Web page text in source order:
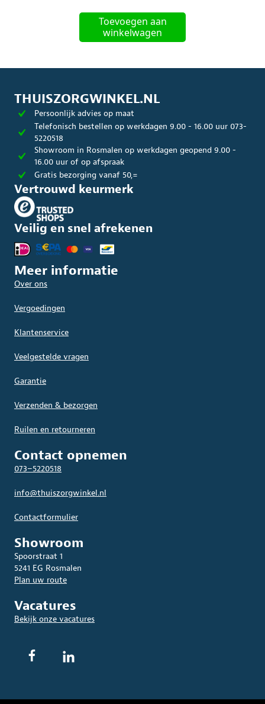
uit 5
Toevoegen aan
winkelwagen
THUISZORGWINKEL.NL
Persoonlijk advies op maat
Telefonisch bestellen op werkdagen 9.00 - 16.00 uur 073-
5220518
Showroom in Rosmalen op werkdagen geopend 9.00 -
16.00 uur of op afspraak
Gratis bezorging vanaf 50,=
Vertrouwd keurmerk
Veilig en snel afrekenen
Meer informatie
Over ons
Vergoedingen
Klantenservice
Veelgestelde vragen
Garantie
Verzenden & bezorgen
Ruilen en retourneren
Contact opnemen
073–5220518
info@thuiszorgwinkel.nl
Contactformulier
Showroom
Spoorstraat 1
5241 EG Rosmalen
Plan uw route
Vacatures
Bekijk onze vacatures